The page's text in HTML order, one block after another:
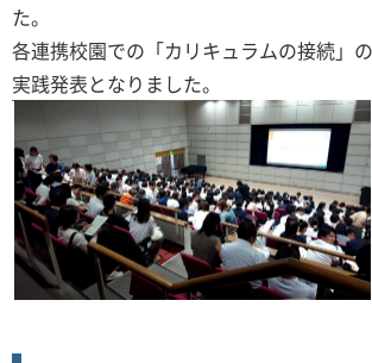
た。
各連携校園での「カリキュラムの接続」
実践発表となりました。